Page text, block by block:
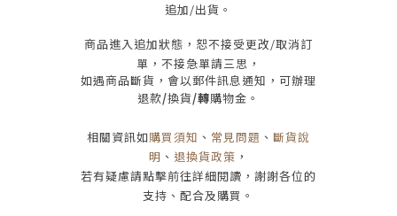
追加/出貨 。
商品進入追加狀態，恕不接受更改/取消訂
單， 不接急單請三思 ，
如遇商品斷貨，會以郵件訊息通知，可辦理
退款/換貨/轉購物金。
相關資訊如購買須知 、 常見問題 、 斷貨說
明 、 退換貨政策 ，
若有疑慮請點擊前往詳細閱讀，謝謝各位的
支持、配合及購買 。